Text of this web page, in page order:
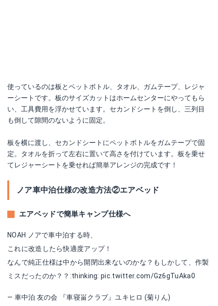
車用カーテン 着脱簡単カーテン
Amazonで詳細を見る
楽天で詳細を見る
Yahoo!ショッピングで見る
使っているのは板とペットボトル、タオル、ガムテープ、レジャ
ーシートです。板のサイズカットはホームセンターにやってもら
い、工具費用を浮かせています。セカンドシートを倒し、三列目
も倒して隙間のないように固定。
板を横に渡し、セカンドシートにペットボトルをガムテープで固
定。タオルを折って左右に置いて高さを付けています。板を乗せ
てレジャーシートを乗せれば簡単アレンジの完成です！
ノア車中泊仕様の改造方法②エアベッド
エアベッドで簡単キャンプ仕様へ
NOAH ノアで車中泊する時、
これに改造したら快適度アップ！
なんで純正仕様は中から開閉出来ないのかな？もしかして、作製
ミスだったのか？？:thinking:pic.twitter.com/Gz6gTuAka0
— 車中泊 友の会 『車寝畄クラブ』ユキヒロ (菊りん)